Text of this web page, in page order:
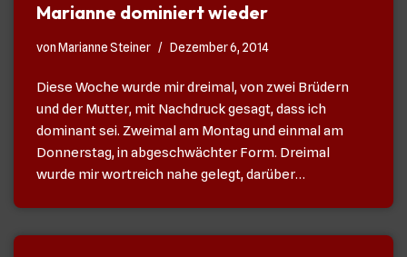
Marianne dominiert wieder
vonMarianne Steiner Dezember 6, 2014
Diese Woche wurde mir dreimal, von zwei Brüdern
und der Mutter, mit Nachdruck gesagt, dass ich
dominant sei. Zweimal am Montag und einmal am
Donnerstag, in abgeschwächter Form. Dreimal
wurde mir wortreich nahe gelegt, darüber…